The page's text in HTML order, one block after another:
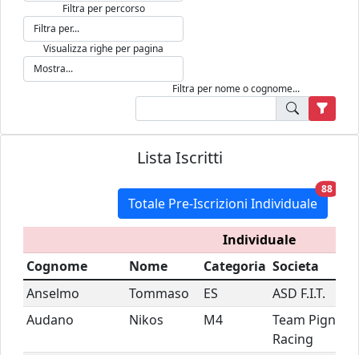
Filtra per percorso
Visualizza righe per pagina
Filtra per nome o cognome...
Lista Iscritti
Totale Pre-Iscrizioni Individuale
88
Individuale
Cognome
Nome Categoria Societa
Anselmo
Tommaso ES
ASD F.I.T.
Audano
Nikos M4
Team Pignuni
Racing